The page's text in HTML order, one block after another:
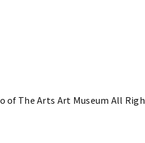
of The Arts Art Museum All